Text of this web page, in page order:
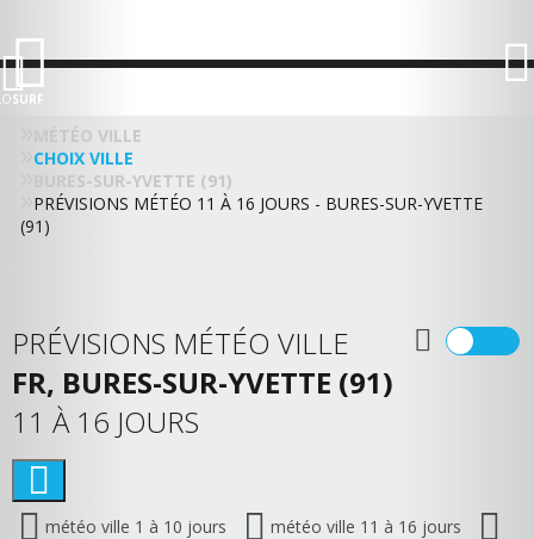
SURF
MÉTÉO VILLE
CHOIX VILLE
BURES-SUR-YVETTE (91)
PRÉVISIONS MÉTÉO 11 À 16 JOURS - BURES-SUR-YVETTE
(91)
PRÉVISIONS MÉTÉO VILLE
FR, BURES-SUR-YVETTE (91)
11 À 16 JOURS
météo ville 1 à 10 jours
météo ville 11 à 16 jours